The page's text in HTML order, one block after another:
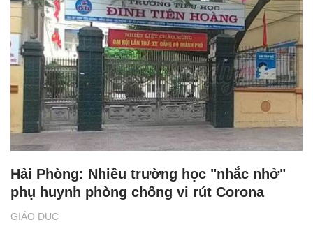
GIÁO DỤC
Hải Phòng: Nhiều trường học "nhắc nhở"
phụ huynh phòng chống vi rút Corona